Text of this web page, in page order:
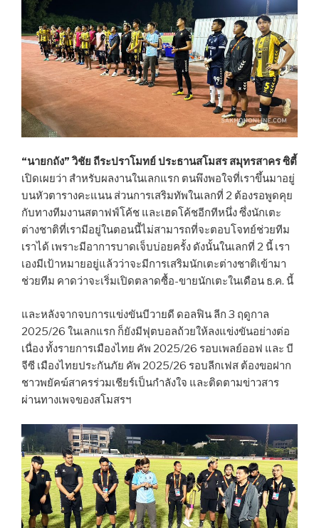
“นายกถัง” วิชัย ถีระปราโมทย์ ประธานสโมสร สมุทรสาคร ซิตี้
เปิดเผยว่า สำหรับผลงานในเลกแรก ตนพึงพอใจที่เราขึ้นมาอยู่
บนหัวตารางคะแนน ส่วนการเสริมทัพในเลกที่ 2 ต้องรอพูดคุย
กับทางทีมงานสตาฟฟ์โค้ช และเฮดโค้ชอีกทีหนึ่ง ซึ่งนักเตะ
ต่างชาติที่เรามีอยู่ในตอนนี้ไม่สามารถที่จะตอบโจทย์ช่วยทีม
เราได้ เพราะมีอาการบาดเจ็บบ่อยครั้ง ดังนั้นในเลกที่ 2 นี้ เรา
เองมีเป้าหมายอยู่แล้วว่าจะมีการเสริมนักเตะต่างชาติเข้ามา
ช่วยทีม คาดว่าจะเริ่มเปิดตลาดซื้อ-ขายนักเตะในเดือน ธ.ค. นี้
และหลังจากจบการแข่งขันบีวายดี ดอลฟิน ลีก 3 ฤดูกาล
2025/26 ในเลกแรก ก็ยังมีฟุตบอลถ้วยให้ลงแข่งขันอย่างต่อ
เนื่อง ทั้งรายการเมืองไทย คัพ 2025/26 รอบเพลย์ออฟ และ บี
จีซี เมืองไทยประกันภัย คัพ 2025/26 รอบลีกเฟส ต้องขอฝาก
ชาวพยัคฆ์สาครร่วมเชียร์เป็นกำลังใจ และติดตามข่าวสาร
ผ่านทางเพจของสโมสรฯ